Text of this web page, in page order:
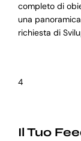
completo di
una
richiesta di
4
Il Tuo